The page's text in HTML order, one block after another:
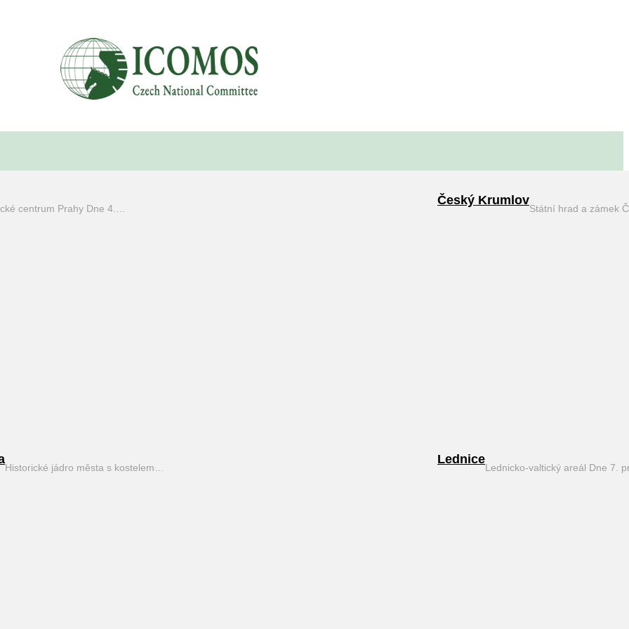
centrum Prahy Dne 4.…
Český Krumlov
Státní hrad a zámek
Historické jádro města s kostelem…
Lednice
Lednicko-valtický areál Dne 7.